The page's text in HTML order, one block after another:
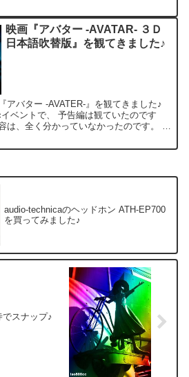
映画『アバター -AVATAR- ３Ｄ
日本語吹替版』を観てきました♪
バター -AVATER-』を観てきました♪
ベントで、 予告編は観ていたのです
は、全く分かっていなかったのです。 た
audio-technicaのヘッドホン ATH-EP700
を買ってみました♪
スナップ♪